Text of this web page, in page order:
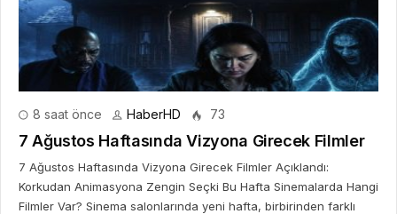
8 saat önce HaberHD 73
7 Ağustos Haftasında Vizyona Girecek Filmler
7 Ağustos Haftasında Vizyona Girecek Filmler Açıklandı:
Korkudan Animasyona Zengin Seçki Bu Hafta Sinemalarda Hangi
Filmler Var? Sinema salonlarında yeni hafta, birbirinden farklı